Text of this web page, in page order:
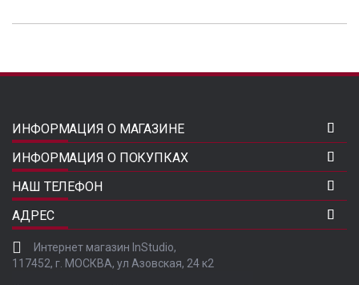
ИНФОРМАЦИЯ О МАГАЗИНЕ
ИНФОРМАЦИЯ О ПОКУПКАХ
НАШ ТЕЛЕФОН
АДРЕС
Интернет магазин InStudio,
117452, г. МОСКВА, ул Азовская, 24 к2